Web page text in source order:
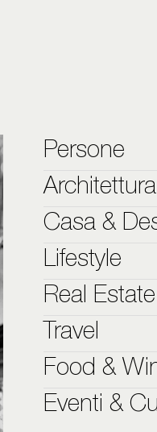
Persone
Architettura
Casa &
Lifestyle
Real Estate
Travel
Food &
Eventi &